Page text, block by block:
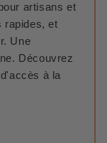
artisans et
rapides, et
Une
Découvrez
à la